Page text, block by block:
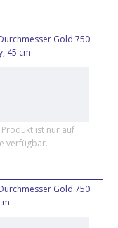
Gold 750
45 cm
Produkt ist nur auf
verfügbar.
Gold 750